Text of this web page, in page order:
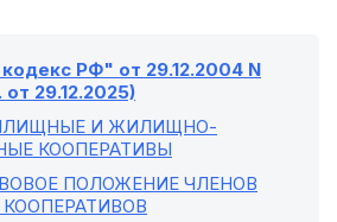
РФ" от 29.12.2004 N
29.12.2025)
И ЖИЛИЩНО-
КООПЕРАТИВЫ
ПОЛОЖЕНИЕ ЧЛЕНОВ